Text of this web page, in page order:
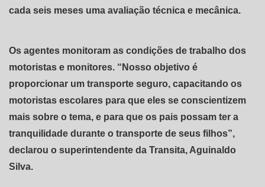
cada seis meses uma avaliação técnica e mecânica.
Os agentes monitoram as condições de trabalho dos
motoristas e monitores. “Nosso objetivo é
proporcionar um transporte seguro, capacitando os
motoristas escolares para que eles se conscientizem
mais sobre o tema, e para que os pais possam ter a
tranquilidade durante o transporte de seus filhos”,
declarou o superintendente da Transita, Aguinaldo
Silva.